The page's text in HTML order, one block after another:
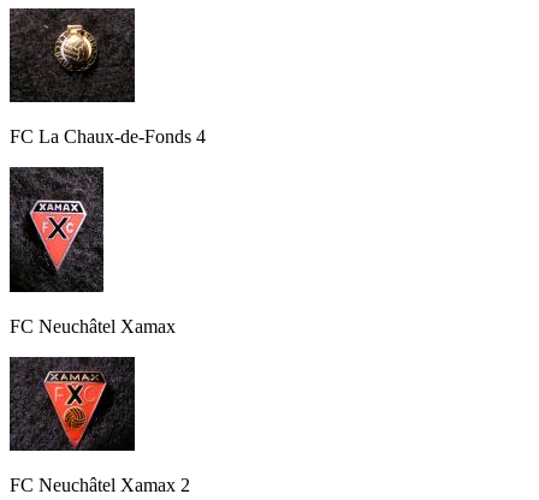
FC La Chaux-de-Fonds 4
FC Neuchâtel Xamax
FC Neuchâtel Xamax 2